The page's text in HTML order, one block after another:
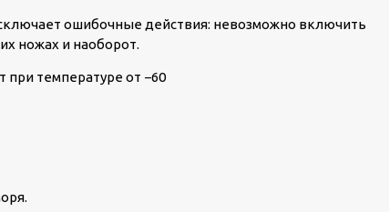
ошибочные действия: невозможно включить
ножах и наоборот.
при температуре от −60